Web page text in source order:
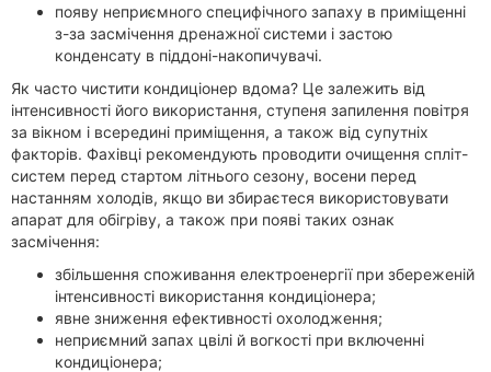
появу неприємного специфічного запаху в приміщенні
з-за засмічення дренажної системи і застою
конденсату в піддоні-накопичувачі.
Як часто чистити кондиціонер вдома? Це залежить від
інтенсивності його використання, ступеня запилення повітря
за вікном і всередині приміщення, а також від супутніх
факторів. Фахівці рекомендують проводити очищення спліт-
систем перед стартом літнього сезону, восени перед
настанням холодів, якщо ви збираєтеся використовувати
апарат для обігріву, а також при появі таких ознак
засмічення:
збільшення споживання електроенергії при збереженій
інтенсивності використання кондиціонера;
явне зниження ефективності охолодження;
неприємний запах цвілі й вогкості при включенні
кондиціонера;